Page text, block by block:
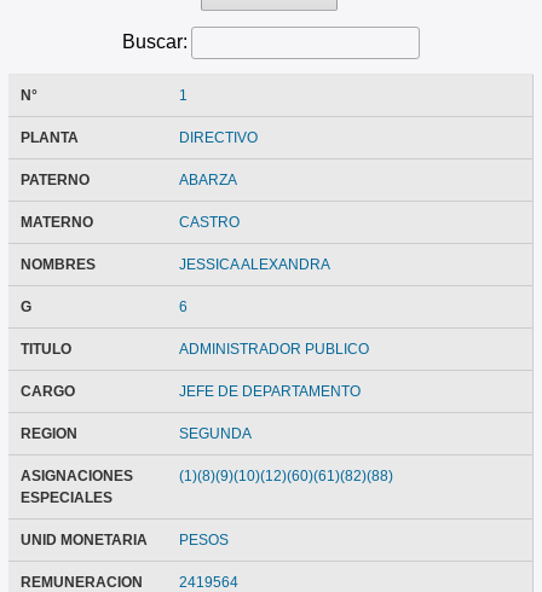
Buscar:
N° 1
PLANTA DIRECTIVO
PATERNO ABARZA
MATERNO CASTRO
NOMBRES JESSICA ALEXANDRA
G 6
TITULO ADMINISTRADOR PUBLICO
CARGO JEFE DE DEPARTAMENTO
REGION SEGUNDA
ASIGNACIONES
ESPECIALES
(1)(8)(9)(10)(12)(60)(61)(82)(88)
UNID MONETARIA PESOS
REMUNERACION
2419564